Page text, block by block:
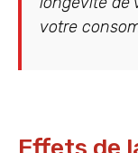
votre